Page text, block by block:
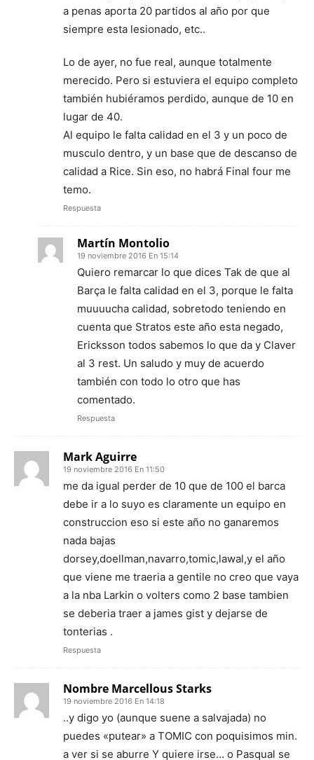
a penas aporta 20 partidos al año por que
siempre esta lesionado, etc..
Lo de ayer, no fue real, aunque totalmente
merecido. Pero si estuviera el equipo completo
también hubiéramos perdido, aunque de 10 en
lugar de 40.
Al equipo le falta calidad en el 3 y un poco de
musculo dentro, y un base que de descanso de
calidad a Rice. Sin eso, no habrá Final four me
temo.
Respuesta
Martín Montolio
19 noviembre 2016 En 15:14
Quiero remarcar lo que dices Tak de que al
Barça le falta calidad en el 3, porque le falta
muuuucha calidad, sobretodo teniendo en
cuenta que Stratos este año esta negado,
Ericksson todos sabemos lo que da y Claver
al 3 rest. Un saludo y muy de acuerdo
también con todo lo otro que has
comentado.
Respuesta
Mark Aguirre
19 noviembre 2016 En 11:50
me da igual perder de 10 que de 100 el barca
debe ir a lo suyo es claramente un equipo en
construccion eso si este año no ganaremos
nada bajas
dorsey,doellman,navarro,tomic,lawal,y el año
que viene me traeria a gentile no creo que vaya
a la nba Larkin o volters como 2 base tambien
se deberia traer a james gist y dejarse de
tonterias .
Respuesta
Nombre Marcellous Starks
19 noviembre 2016 En 14:18
..y digo yo (aunque suene a salvajada) no
puedes «putear» a TOMIC con poquisimos min.
a ver si se aburre Y quiere irse… o Pasqual se